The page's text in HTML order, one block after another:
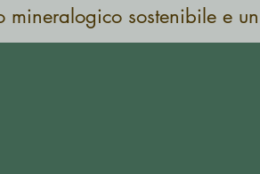
mineralogico sostenibile e